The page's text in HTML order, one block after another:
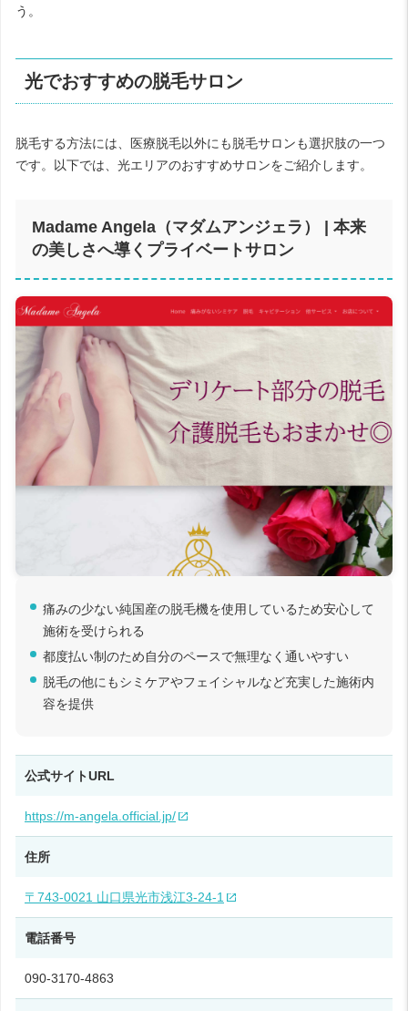
う。
光でおすすめの脱毛サロン
脱毛する方法には、医療脱毛以外にも脱毛サロンも選択肢の一つ
です。以下では、光エリアのおすすめサロンをご紹介します。
Madame Angela（マダムアンジェラ） | 本来
の美しさへ導くプライベートサロン
痛みの少ない純国産の脱毛機を使用しているため安心して
施術を受けられる
都度払い制のため自分のペースで無理なく通いやすい
脱毛の他にもシミケアやフェイシャルなど充実した施術内
容を提供
公式サイトURL
https://m-angela.official.jp/
住所
〒743-0021 山口県光市浅江3‑24‑1
電話番号
090‑3170‑4863